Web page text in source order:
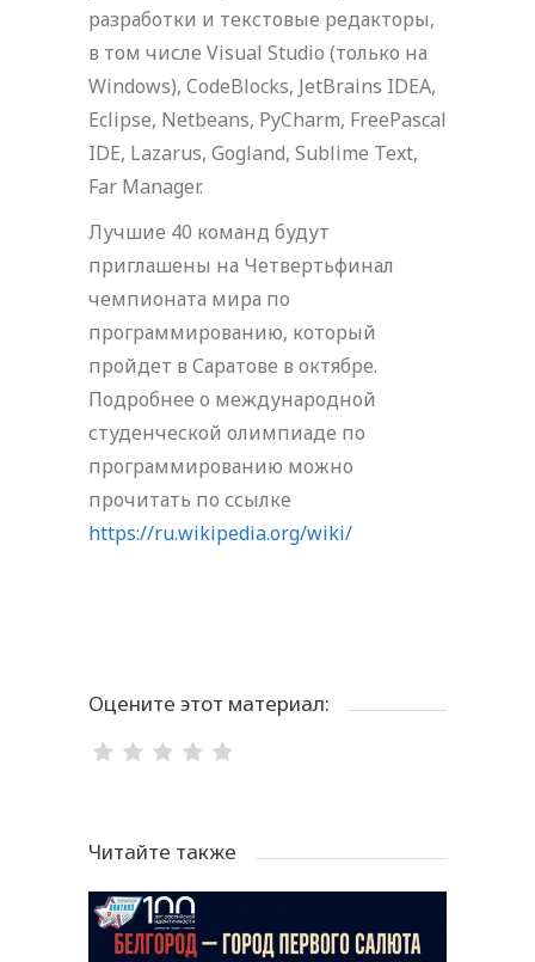
разработки и текстовые редакторы,
в том числе Visual Studio (только на
Windows), CodeBlocks, JetBrains IDEA,
Eclipse, Netbeans, PyCharm, FreePascal
IDE, Lazarus, Gogland, Sublime Text,
Far Manager.
Лучшие 40 команд будут
приглашены на Четвертьфинал
чемпионата мира по
программированию, который
пройдет в Саратове в октябре.
Подробнее о международной
студенческой олимпиаде по
программированию можно
прочитать по ссылке
https://ru.wikipedia.org/wiki/
Оцените этот материал:
Читайте также